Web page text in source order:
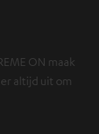
ON maak
altijd uit om